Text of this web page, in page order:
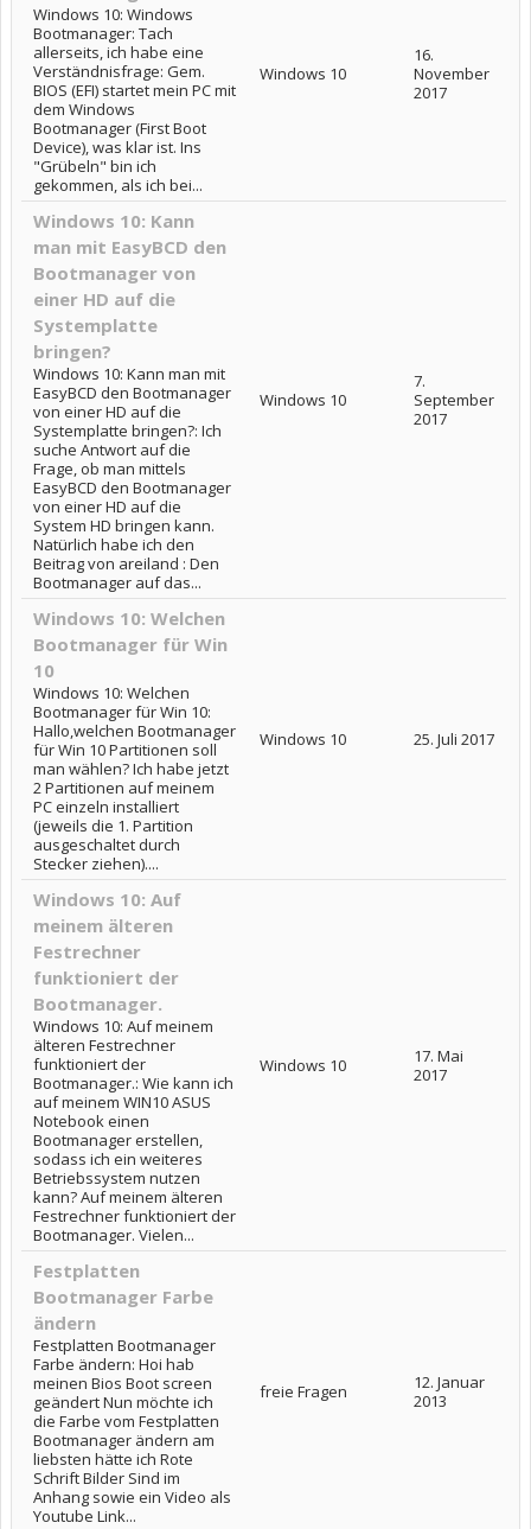
Windows 10: Windows
Bootmanager: Tach
allerseits, ich habe eine
Verständnisfrage: Gem.
BIOS (EFI) startet mein PC mit
dem Windows
Bootmanager (First Boot
Device), was klar ist. Ins
"Grübeln" bin ich
gekommen, als ich bei...
Windows 10
16.
November
2017
Windows 10: Kann
man mit EasyBCD den
Bootmanager von
einer HD auf die
Systemplatte
bringen?
Windows 10: Kann man mit
EasyBCD den Bootmanager
von einer HD auf die
Systemplatte bringen?: Ich
suche Antwort auf die
Frage, ob man mittels
EasyBCD den Bootmanager
von einer HD auf die
System HD bringen kann.
Natürlich habe ich den
Beitrag von areiland : Den
Bootmanager auf das...
Windows 10
7.
September
2017
Windows 10: Welchen
Bootmanager für Win
10
Windows 10: Welchen
Bootmanager für Win 10:
Hallo,welchen Bootmanager
für Win 10 Partitionen soll
man wählen? Ich habe jetzt
2 Partitionen auf meinem
PC einzeln installiert
(jeweils die 1. Partition
ausgeschaltet durch
Stecker ziehen)....
Windows 10 25. Juli 2017
Windows 10: Auf
meinem älteren
Festrechner
funktioniert der
Bootmanager.
Windows 10: Auf meinem
älteren Festrechner
funktioniert der
Bootmanager.: Wie kann ich
auf meinem WIN10 ASUS
Notebook einen
Bootmanager erstellen,
sodass ich ein weiteres
Betriebssystem nutzen
kann? Auf meinem älteren
Festrechner funktioniert der
Bootmanager. Vielen...
Windows 10
17. Mai
2017
Festplatten
Bootmanager Farbe
ändern
Festplatten Bootmanager
Farbe ändern: Hoi hab
meinen Bios Boot screen
geändert Nun möchte ich
die Farbe vom Festplatten
Bootmanager ändern am
liebsten hätte ich Rote
Schrift Bilder Sind im
Anhang sowie ein Video als
Youtube Link...
freie Fragen
12. Januar
2013